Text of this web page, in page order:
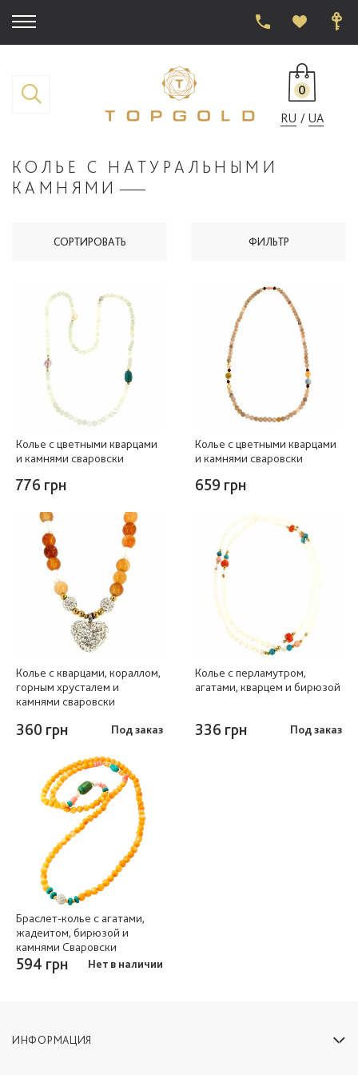
0
RU
UA
КОЛЬЕ С НАТУРАЛЬНЫМИ
КАМНЯМИ
СОРТИРОВАТЬ ФИЛЬТР
Колье с цветными кварцами
и камнями сваровски
776 грн
Колье с цветными кварцами
и камнями сваровски
659 грн
Колье с кварцами, кораллом,
горным хрусталем и
камнями сваровски
360 грн Под заказ
Колье с перламутром,
агатами, кварцем и бирюзой
336 грн Под заказ
Браслет-колье с агатами,
жадеитом, бирюзой и
камнями Сваровски
594 грн Нет в наличии
ИНФОРМАЦИЯ